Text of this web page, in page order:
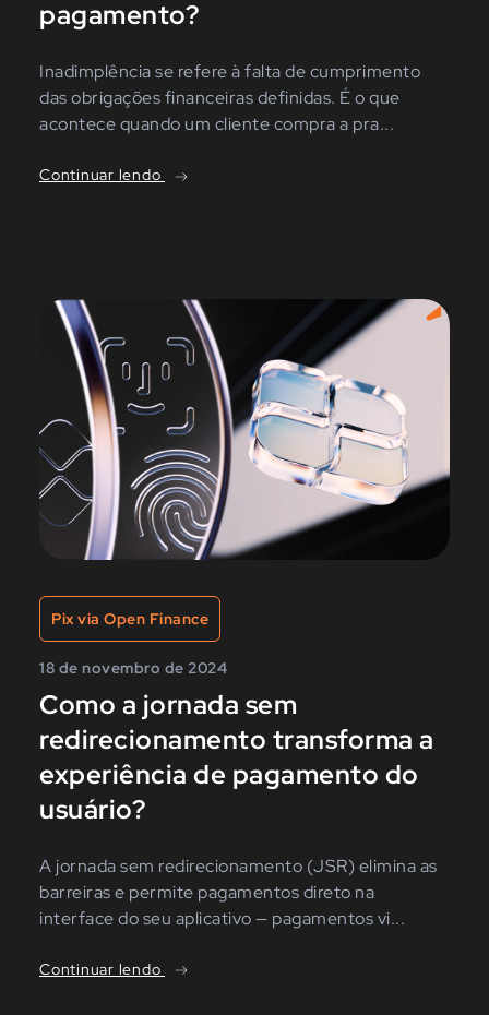
pagamento?
Inadimplência se refere à falta de cumprimento
das obrigações financeiras definidas. É o que
acontece quando um cliente compra a pra...
Continuar lendo
Pix via Open Finance
18 de novembro de 2024
Como a jornada sem
redirecionamento transforma a
experiência de pagamento do
usuário?
A jornada sem redirecionamento (JSR) elimina as
barreiras e permite pagamentos direto na
interface do seu aplicativo — pagamentos vi...
Continuar lendo